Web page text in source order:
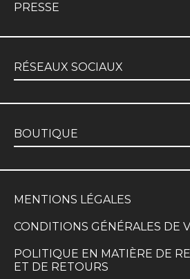
PRESSE
RÉSEAUX SOCIAUX
BOUTIQUE
MENTIONS LÉGALES
CONDITIONS GÉNÉRALES DE
POLITIQUE EN MATIÈRE DE
ET DE RETOURS